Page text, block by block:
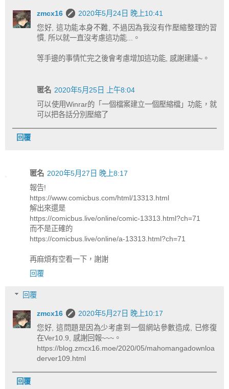
zmcx16
2020年5月24日 晚上10:41
您好, 這功能本身不難, 不過因為我沒有作壓縮整理的習
慣, 所以就一直沒考慮這功能...。
等手邊的事情忙完之後會考慮增加這功能, 感謝建議~。
匿名 2020年5月25日 上午8:04
可以使用Winrar的「一個檔案建立一個壓縮檔」功能，就
可以把各話分別壓縮了
回覆
匿名 2020年5月27日 晚上8:17
報告!
https://www.comicbus.com/html/13313.html
解出來還是
https://comicbus.live/online/comic-13313.html?ch=71
而不是正確的
https://comicbus.live/online/a-13313.html?ch=71
再麻煩有空看一下，謝謝
回覆
回覆
zmcx16
2020年5月27日 晚上10:17
您好, 這問題是因為少考慮到一個網站參數造成, 已修復
在Ver10.9, 感謝回報~~~。
https://blog.zmcx16.moe/2020/05/mahomangadownloa
derver109.html
回覆